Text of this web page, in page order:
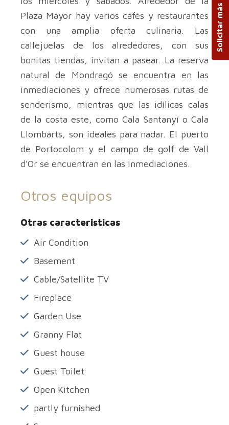
Plaza Mayor hay varios cafés y restaurantes
con una amplia oferta culinaria. Las
callejuelas de los alrededores, con sus
bonitas tiendas, invitan a pasear. La reserva
natural de Mondragó se encuentra en las
inmediaciones y ofrece numerosas rutas de
senderismo, mientras que las idílicas calas
de la costa este, como Cala Santanyí o Cala
Llombarts, son ideales para nadar. El puerto
de Portocolom y el campo de golf de Vall
d'Or se encuentran en las inmediaciones.
Otros equipos
Otras caracteristicas
Air Condition
Basement
Cable/Satellite TV
Fireplace
Garden Use
Granny Flat
Guest house
Guest Toilet
Open Kitchen
partly furnished